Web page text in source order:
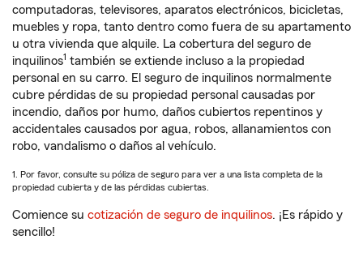
computadoras, televisores, aparatos electrónicos, bicicletas,
muebles y ropa, tanto dentro como fuera de su apartamento
u otra vivienda que alquile. La cobertura del seguro de
inquilinos1 también se extiende incluso a la propiedad
personal en su carro. El seguro de inquilinos normalmente
cubre pérdidas de su propiedad personal causadas por
incendio, daños por humo, daños cubiertos repentinos y
accidentales causados por agua, robos, allanamientos con
robo, vandalismo o daños al vehículo.
1. Por favor, consulte su póliza de seguro para ver a una lista completa de la
propiedad cubierta y de las pérdidas cubiertas.
Comience su cotización de seguro de inquilinos. ¡Es rápido y
sencillo!